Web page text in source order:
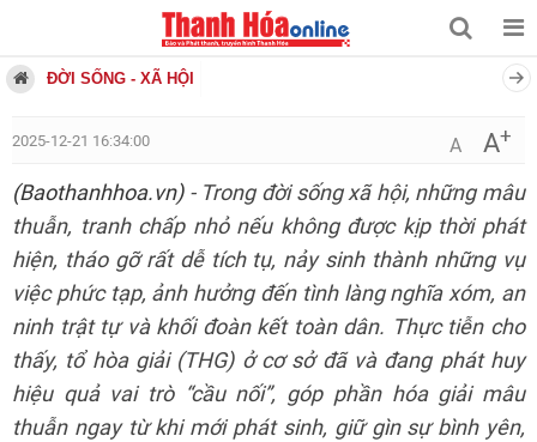
ĐỜI SỐNG - XÃ HỘI
2025-12-21 16:34:00 A A+
(Baothanhhoa.vn)- Trong đời sống xã hội, những mâu
thuẫn, tranh chấp nhỏ nếu không được kịp thời phát
hiện, tháo gỡ rất dễ tích tụ, nảy sinh thành những vụ
việc phức tạp, ảnh hưởng đến tình làng nghĩa xóm, an
ninh trật tự và khối đoàn kết toàn dân. Thực tiễn cho
thấy, tổ hòa giải (THG) ở cơ sở đã và đang phát huy
hiệu quả vai trò “cầu nối”, góp phần hóa giải mâu
thuẫn ngay từ khi mới phát sinh, giữ gìn sự bình yên,